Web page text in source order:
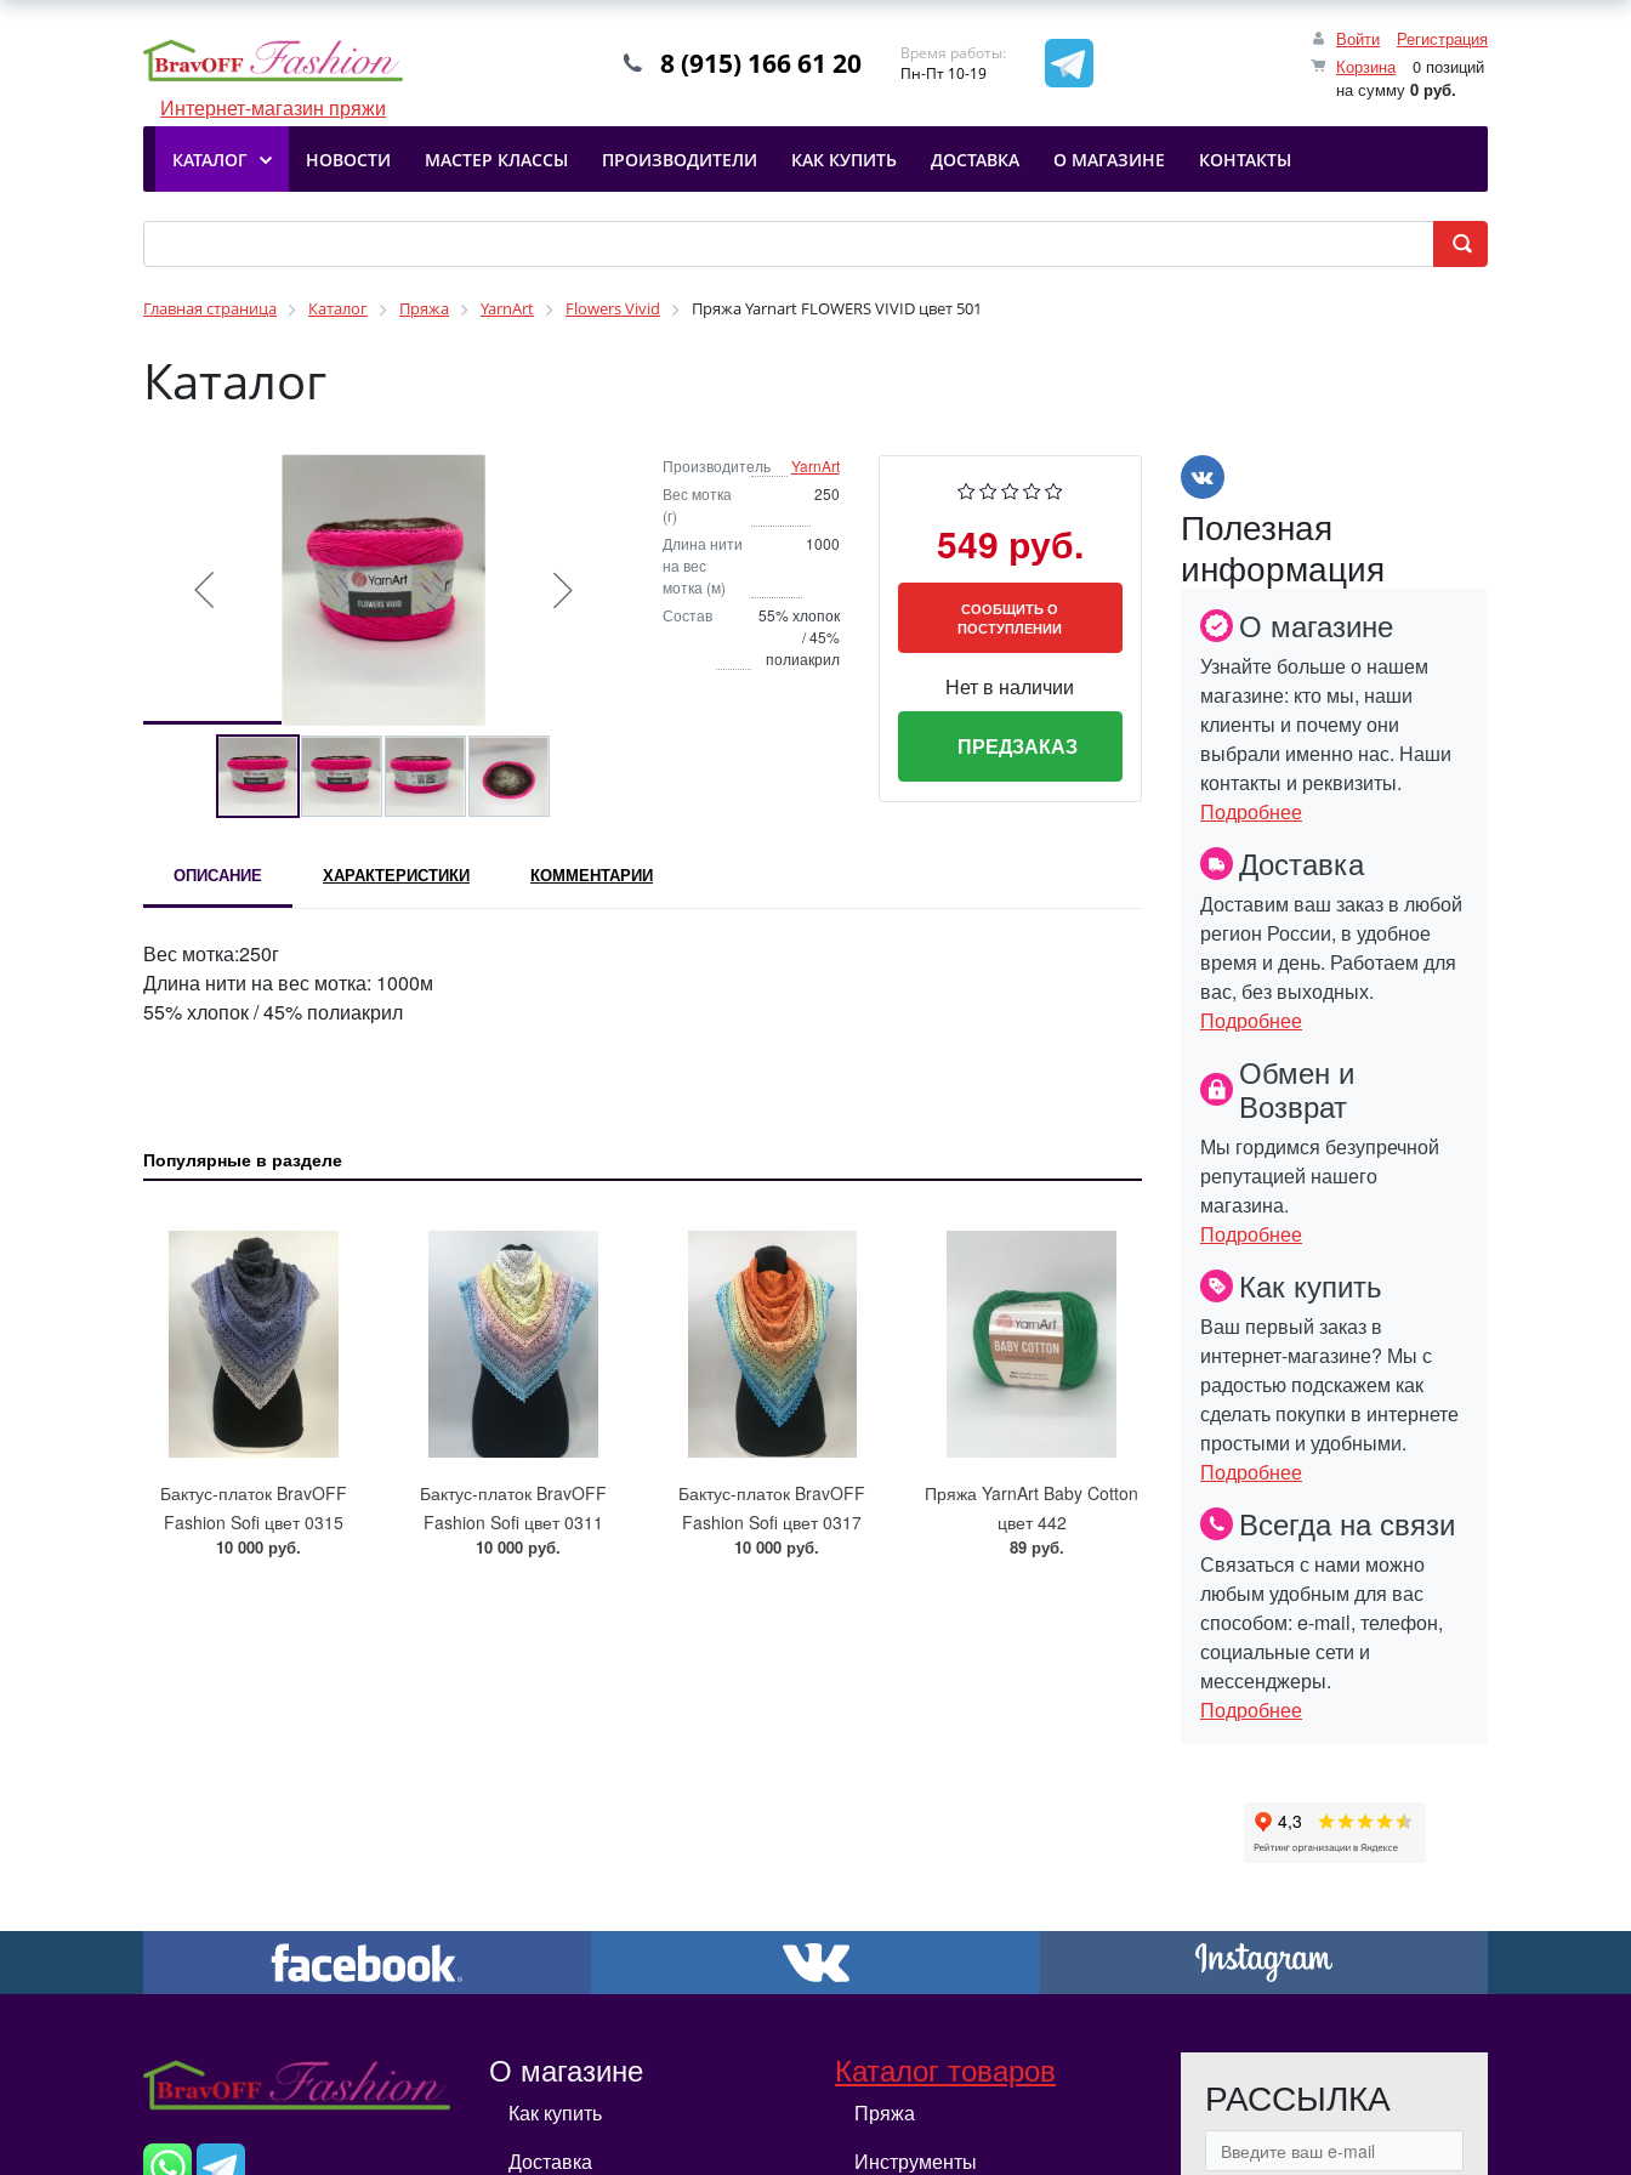
Интернет-магазин пряжи
Войти
Регистрация
Корзина
0 позиций
на сумму 0 руб.
8 (915) 166 61 20
Время работы:
Пн-Пт 10-19
КАТАЛОГ НОВОСТИ МАСТЕР КЛАССЫ ПРОИЗВОДИТЕЛИ КАК КУПИТЬ ДОСТАВКА О МАГАЗИНЕ КОНТАКТЫ
Главная страница Каталог Пряжа YarnArt Flowers Vivid Пряжа Yarnart FLOWERS VIVID цвет 501
Каталог
Производитель
YarnArt
Вес мотка
(г)
250
Длина нити
на вес
мотка (м)
1000
Состав
55% хлопок
/ 45%
полиакрил
549 руб.
СООБЩИТЬ О
ПОСТУПЛЕНИИ
Нет в наличии
ПРЕДЗАКАЗ
ОПИСАНИЕ ХАРАКТЕРИСТИКИ КОММЕНТАРИИ
Вес мотка:250г
Длина нити на вес мотка: 1000м
55% хлопок / 45% полиакрил
Популярные в разделе
Бактус-платок BravOFF
Fashion Sofi цвет 0315
10 000 руб.
Бактус-платок BravOFF
Fashion Sofi цвет 0311
10 000 руб.
Бактус-платок BravOFF
Fashion Sofi цвет 0317
10 000 руб.
Пряжа YarnArt Baby Cotton
цвет 442
89 руб.
Полезная
информация
О магазине
Узнайте больше о нашем
магазине: кто мы, наши
клиенты и почему они
выбрали именно нас. Наши
контакты и реквизиты.
Подробнее
Доставка
Доставим ваш заказ в любой
регион России, в удобное
время и день. Работаем для
вас, без выходных.
Подробнее
Обмен и
Возврат
Мы гордимся безупречной
репутацией нашего
магазина.
Подробнее
Как купить
Ваш первый заказ в
интернет-магазине? Мы с
радостью подскажем как
сделать покупки в интернете
простыми и удобными.
Подробнее
Всегда на связи
Связаться с нами можно
любым удобным для вас
способом: e-mail, телефон,
социальные сети и
мессенджеры.
Подробнее
О магазине
Как купить
Доставка
Каталог товаров
Пряжа
Инструменты
РАССЫЛКА